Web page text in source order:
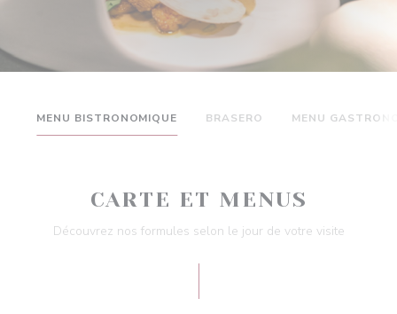
MENU BISTRONOMIQUE BRASERO MENU
CARTE ET MENUS
Découvrez nos formules selon le jour de votre visite